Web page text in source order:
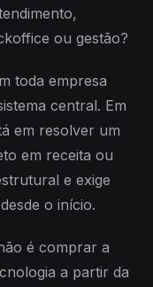
ou gestão?
toda empresa
central. Em
em resolver um
em receita ou
e exige
o início.
é comprar a
a partir da